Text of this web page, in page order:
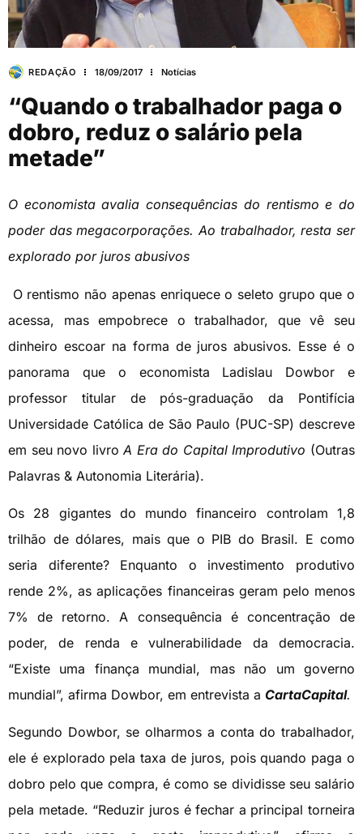
REDAÇÃO 18/09/2017 Notícias
“Quando o trabalhador paga o
dobro, reduz o salário pela
metade”
O economista avalia consequências do rentismo e do
poder das megacorporações. Ao trabalhador, resta ser
explorado por juros abusivos
O rentismo não apenas enriquece o seleto grupo que o
acessa, mas empobrece o trabalhador, que vê seu
dinheiro escoar na forma de juros abusivos. Esse é o
panorama que o economista Ladislau Dowbor e
professor titular de pós-graduação da Pontifícia
Universidade Católica de São Paulo (PUC-SP) descreve
em seu novo livroA Era do Capital Improdutivo (Outras
Palavras & Autonomia Literária).
Os 28 gigantes do mundo financeiro controlam 1,8
trilhão de dólares, mais que o PIB do Brasil. E como
seria diferente? Enquanto o investimento produtivo
rende 2%, as aplicações financeiras geram pelo menos
7% de retorno. A consequência é concentração de
poder, de renda e vulnerabilidade da democracia.
“Existe uma finança mundial, mas não um governo
mundial”, afirma Dowbor, em entrevista a CartaCapital.
Segundo Dowbor, se olharmos a conta do trabalhador,
ele é explorado pela taxa de juros, pois quando paga o
dobro pelo que compra, é como se dividisse seu salário
pela metade. “Reduzir juros é fechar a principal torneira